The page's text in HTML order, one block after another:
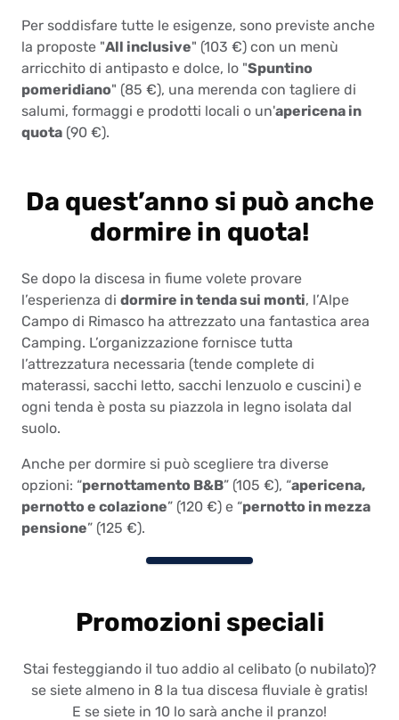
Per soddisfare tutte le esigenze, sono previste anche
la proposte "All inclusive" (103 €) con un menù
arricchito di antipasto e dolce, lo "Spuntino
pomeridiano" (85 €), una merenda con tagliere di
salumi, formaggi e prodotti locali o un'apericena in
quota (90 €).
Da quest’anno si può anche
dormire in quota!
Se dopo la discesa in fiume volete provare
l’esperienza di dormire in tenda sui monti, l’Alpe
Campo di Rimasco ha attrezzato una fantastica area
Camping. L’organizzazione fornisce tutta
l’attrezzatura necessaria (tende complete di
materassi, sacchi letto, sacchi lenzuolo e cuscini) e
ogni tenda è posta su piazzola in legno isolata dal
suolo.
Anche per dormire si può scegliere tra diverse
opzioni: “pernottamento B&B” (105 €), “apericena,
pernotto e colazione” (120 €) e “pernotto in mezza
pensione” (125 €).
Promozioni speciali
Stai festeggiando il tuo addio al celibato (o nubilato)?
se siete almeno in 8 la tua discesa fluviale è gratis!
E se siete in 10 lo sarà anche il pranzo!